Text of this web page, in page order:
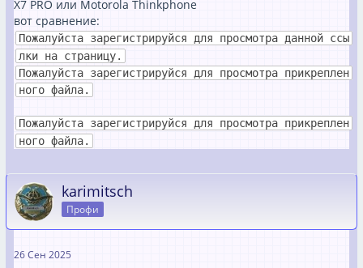
X7 PRO или Motorola Thinkphone
вот сравнение:
Пожалуйста зарегистрируйся для просмотра данной ссы
лки на страницу.
Пожалуйста зарегистрируйся для просмотра прикреплен
ного файла.
Пожалуйста зарегистрируйся для просмотра прикреплен
ного файла.
karimitsch
Профи
26 Сен 2025